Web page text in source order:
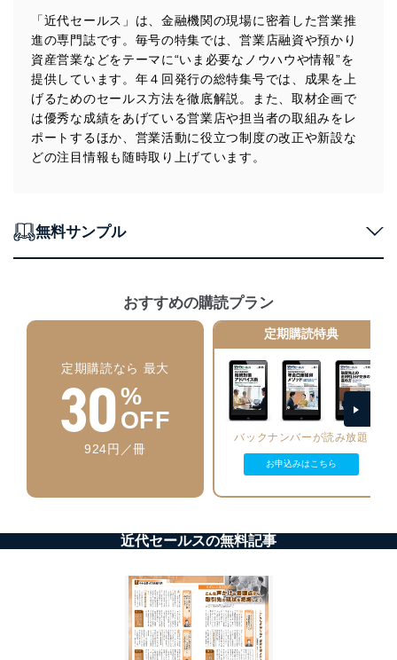
ます。また、目的外利用を行わないために、適切な管理
措置を講じます。
法令遵守
当社は、個人情報に関連する法令、国が定める指針及び
その他の規範を遵守します。また、当社の管理の仕組み
に、これらの法令及びその他の規範を常に適合させま
す。
に、下記セキュリティ対策をはじめとする安全対策を実
正に努めます。
個人データを取り扱うことのできる機器及び当該
機器を取り扱う従業者を明確化し、 個人データへ
の不要なアクセスを防止しています。
アクセス者の識別と認証
機器に標準装備されているユーザー制御機能（ユ
ーザーアカウント制御）により、個人情報データ
ベース等を取り扱う情報システムを使用する従業
者を識別・認証しています。
個人データを取り扱う機器等のオペレーティング
ソフトウェア等を導入し、自動更新 機能等の活用
情報システムの使用に伴う漏洩等の防止
メール等により個人データの含まれるファイルを
送信する場合に、当該ファイルへのパスワードを
設定しています。
「近代セールス」は、金融機関の現場に密着した営業推
進の専門誌です。毎号の特集では、営業店融資や預かり
資産営業などをテーマに“いま必要なノウハウや情報”を
提供しています。年４回発行の総特集号では、成果を上
げるためのセールス方法を徹底解説。また、取材企画で
は優秀な成績をあげている営業店や担当者の取組みをレ
ポートするほか、営業活動に役立つ制度の改正や新設な
どの注目情報も随時取り上げています。
無料サンプル
おすすめの購読プラン
定期購読なら 最大
30%
OFF
924円／冊
定期購読特典
バックナンバーが読み放題
お申込みはこちら
近代セールスの無料記事